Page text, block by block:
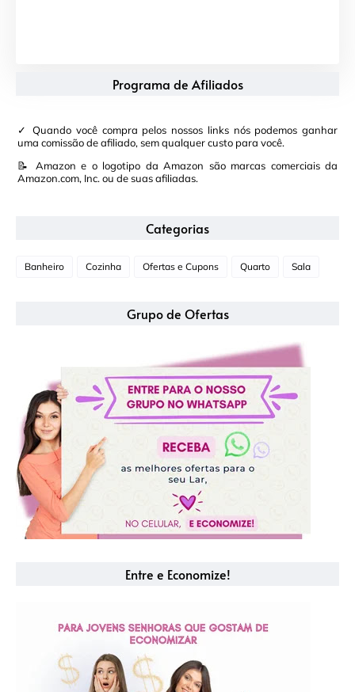
Programa de Afiliados
✓ Quando você compra pelos nossos links nós podemos ganhar
uma comissão de afiliado, sem qualquer custo para você.
📝 Amazon e o logotipo da Amazon são marcas comerciais da
Amazon.com, Inc. ou de suas afiliadas.
Categorias
Banheiro Cozinha Ofertas e Cupons Quarto Sala
Grupo de Ofertas
Entre e Economize!